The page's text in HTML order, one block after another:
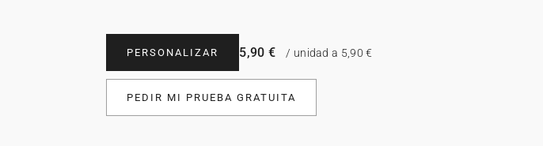
PERSONALIZAR 5,90 € / unidad a 5,90 €
PEDIR MI PRUEBA GRATUITA